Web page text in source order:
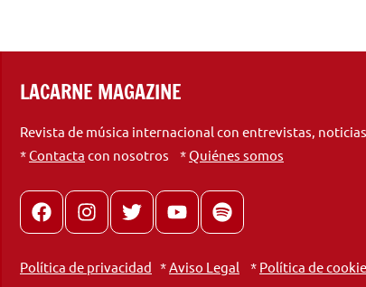
LACARNE MAGAZINE
Revista de música internacional con entrevistas,
*Contacta con nosotros *Quiénes somos
FacebookInstagram
X youtubespotify
Política de privacidad *Aviso Legal * Política de